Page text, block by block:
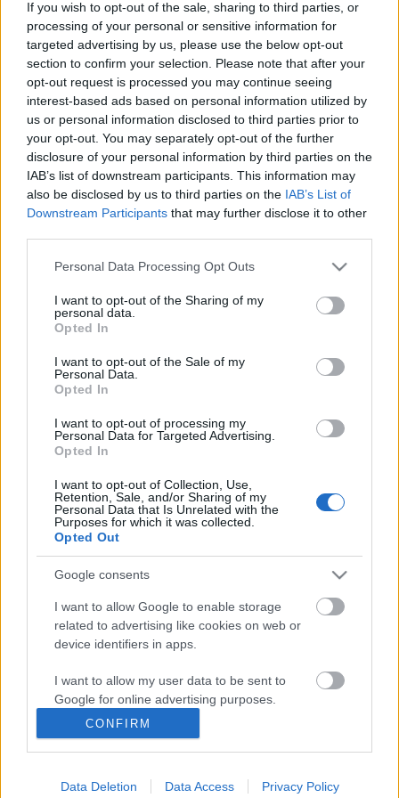
If you wish to opt-out of the sale, sharing to third parties, or
processing of your personal or sensitive information for
targeted advertising by us, please use the below opt-out
section to confirm your selection. Please note that after your
opt-out request is processed you may continue seeing
interest-based ads based on personal information utilized by
us or personal information disclosed to third parties prior to
your opt-out. You may separately opt-out of the further
disclosure of your personal information by third parties on the
IAB’s list of downstream participants. This information may
also be disclosed by us to third parties on the IAB’s List of
Downstream Participants that may further disclose it to other
Please note that this website/app uses one or more Google
not limited to your visit or usage behaviour. You may click to
grant or deny consent to Google and its third-party tags to
use your data for below specified purposes in below Google
consent section.
Personal Data Processing Opt Outs
I want to opt-out of the Sharing of my
personal data.
Opted In
I want to opt-out of the Sale of my
Personal Data.
Opted In
I want to opt-out of processing my
Personal Data for Targeted Advertising.
Opted In
I want to opt-out of Collection, Use,
Retention, Sale, and/or Sharing of my
Personal Data that Is Unrelated with the
Purposes for which it was collected.
Opted Out
Google consents
I want to allow Google to enable storage
related to advertising like cookies on web or
device identifiers in apps.
I want to allow my user data to be sent to
Google for online advertising purposes.
I want to allow Google to send me
personalized advertising.
I want to allow Google to enable storage
CONFIRM
Data Deletion Data Access Privacy Policy
Resultater vil legges ut her fortløpende
Flyttet fra 2. januar. Utøvere påmeldt 2. januar må melde seg
på nytt. Merk at rennet blir gjennomført i Klassisk for alle
klasser. Det vil ikke være mulig med etteranmelding etter at
påmeldingsfrist er utløpt torsdag 13.01 kl. 23.59 grunnet
oppsett av alle klasser innenfor arrangementsbegrensninger
med nåværende Covid retningslinjer. Senior planlegges start
kl.10. Endelige startlister og starttider per klasse vil bli lagt
ut lørdag 15.01 innen kl. 16.00 på denne siden og klubbens
nettside. Øvrig praktisk informasjon for gjennomføring av
rennet med stadionkart og løypekart vil bli lagt ut på denne
14.01. Det blir viktig å sette seg inn i dette før renndagen.
Rennet vil bli gjennomført i tråd med retningslinjer som
renndagen.https://www.skiforbundet.no/norges-
skiforbund/nyheter/2022/1/nsfskor
Oppdatert 15012022 Rennet vil ha en stakefrisone som er en
vil i all hovedsak arrangeres på normalt vis, men vi ber alle
ha respekt for covidsituasjonen og sørge for minimum 1
meter avstand til hverandre. Inne på stadionområde tillates
inntil 1 voksen/støtteapparat per deltaker. Eventuelt øvrige
må oppholde seg ute i løypetrasene og må velge adkomst dit
utenom selve stadionområde. Dette for å redusere antallet
mennesker som samles på samme område og ivareta
smittevern. Det blir ikke mulighet for garderobe. Det blir ikke
utdelt løperdrikke og premier deles ut ved målgang for alle.
Det foreligger en arrangementsbegrensning for senior som
11.00. Alle utøvere her må forlate stadion rett etter målgang.
ytterligere informasjon. Velkommen til Moelvenrennet